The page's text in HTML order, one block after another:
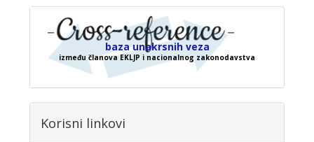
baza unakrsnih veza
između članova EKLJP i nacionalnog zakonodavstva
Korisni linkovi